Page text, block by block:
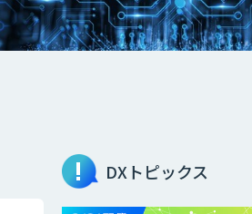
DXトピックス